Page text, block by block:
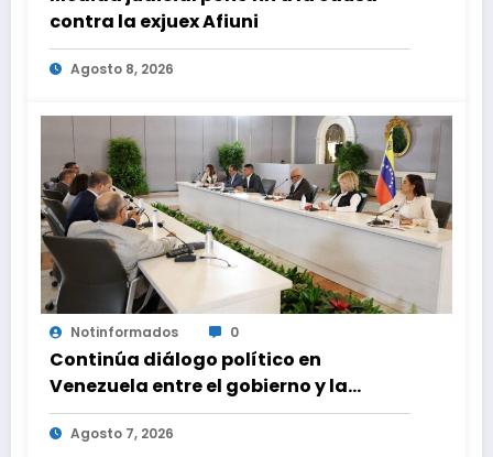
contra la exjuex Afiuni
Agosto 8, 2026
Notinformados 0
Continúa diálogo político en
Venezuela entre el gobierno y la
oposición
Agosto 7, 2026